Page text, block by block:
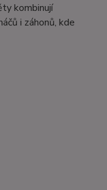
kombinují
i záhonů, kde